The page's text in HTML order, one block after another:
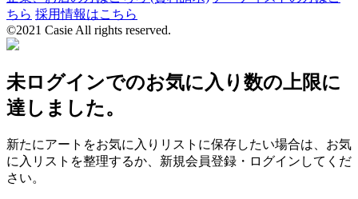
ちら 採用情報はこちら
©2021 Casie All rights reserved.
未ログインでのお気に入り数の上限に
達しました。
新たにアートをお気に入りリストに保存したい場合は、お気
に入リストを整理するか、新規会員登録・ログインしてくだ
さい。